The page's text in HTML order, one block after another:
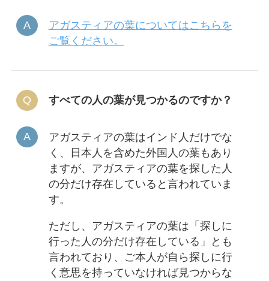
アガスティアの葉についてはこちらを
ご覧ください。
すべての人の葉が見つかるのですか？
アガスティアの葉はインド人だけでな
く、日本人を含めた外国人の葉もあり
ますが、アガスティアの葉を探した人
の分だけ存在していると言われていま
す。
ただし、アガスティアの葉は「探しに
行った人の分だけ存在している」とも
言われており、ご本人が自ら探しに行
く意思を持っていなければ見つからな